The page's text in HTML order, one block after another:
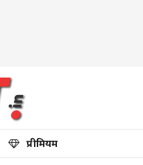
प्रीमियम